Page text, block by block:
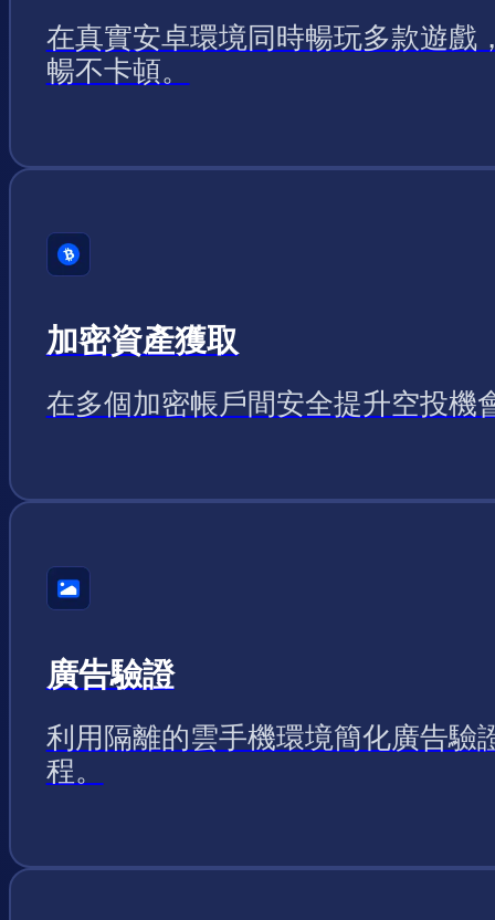
在真實安卓環境同時暢玩多款遊戲
暢不卡頓。
加密資產獲取
在多個加密帳戶間安全提升空投機
廣告驗證
利用隔離的雲手機環境簡化廣告驗
程。